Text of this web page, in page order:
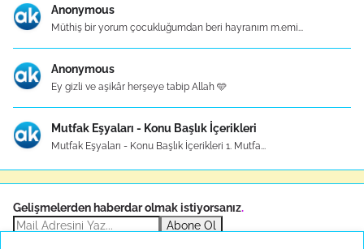
Anonymous
Müthiş bir yorum çocukluğumdan beri hayranım m.emi...
Anonymous
Ey gizli ve aşikâr herşeye tabip Allah 🩵
Mutfak Eşyaları - Konu Başlık İçerikleri
Mutfak Eşyaları - Konu Başlık İçerikleri 1. Mutfa...
Gelişmelerden haberdar olmak istiyorsanız.
Abone Ol